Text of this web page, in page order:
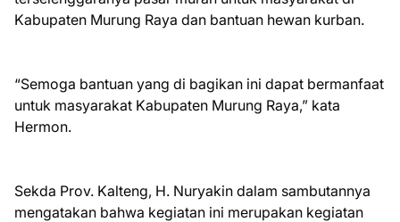
Kabupaten Murung Raya dan bantuan hewan kurban.
“Semoga bantuan yang di bagikan ini dapat bermanfaat
untuk masyarakat Kabupaten Murung Raya,” kata
Hermon.
Sekda Prov. Kalteng, H. Nuryakin dalam sambutannya
mengatakan bahwa kegiatan ini merupakan kegiatan